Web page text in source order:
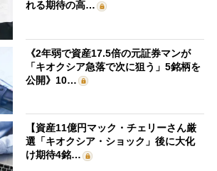
れる期待の高…
《2年弱で資産17.5倍の元証券マンが
「キオクシア急落で次に狙う」5銘柄を
公開》10…
【資産11億円マック・チェリーさん厳
選「キオクシア・ショック」後に大化
け期待4銘…